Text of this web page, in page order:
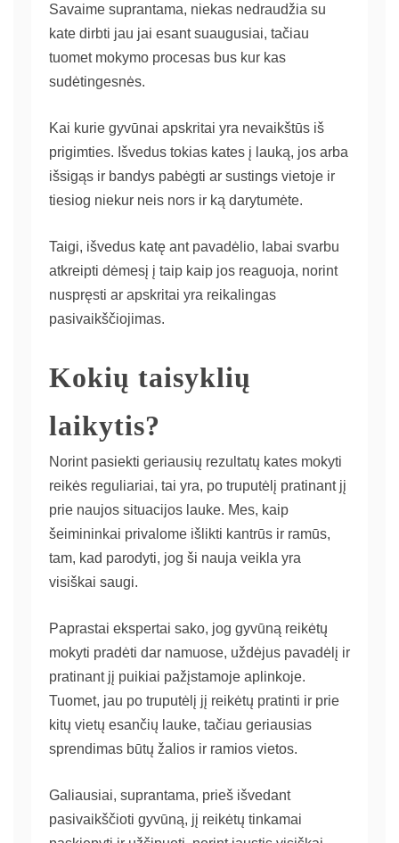
Savaime suprantama, niekas nedraudžia su
kate dirbti jau jai esant suaugusiai, tačiau
tuomet mokymo procesas bus kur kas
sudėtingesnės.
Kai kurie gyvūnai apskritai yra nevaikštūs iš
prigimties. Išvedus tokias kates į lauką, jos arba
išsigąs ir bandys pabėgti ar sustings vietoje ir
tiesiog niekur neis nors ir ką darytumėte.
Taigi, išvedus katę ant pavadėlio, labai svarbu
atkreipti dėmesį į taip kaip jos reaguoja, norint
nuspręsti ar apskritai yra reikalingas
pasivaikščiojimas.
Kokių taisyklių
laikytis?
Norint pasiekti geriausių rezultatų kates mokyti
reikės reguliariai, tai yra, po truputėlį pratinant jį
prie naujos situacijos lauke. Mes, kaip
šeimininkai privalome išlikti kantrūs ir ramūs,
tam, kad parodyti, jog ši nauja veikla yra
visiškai saugi.
Paprastai ekspertai sako, jog gyvūną reikėtų
mokyti pradėti dar namuose, uždėjus pavadėlį ir
pratinant jį puikiai pažįstamoje aplinkoje.
Tuomet, jau po truputėlį jį reikėtų pratinti ir prie
kitų vietų esančių lauke, tačiau geriausias
sprendimas būtų žalios ir ramios vietos.
Galiausiai, suprantama, prieš išvedant
pasivaikščioti gyvūną, jį reikėtų tinkamai